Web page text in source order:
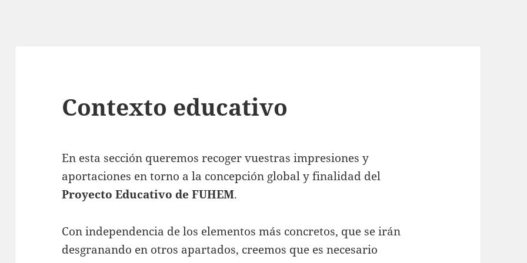
Contexto educativo
En esta sección queremos recoger vuestras impresiones y
aportaciones en torno a la concepción global y finalidad del
Proyecto Educativo de FUHEM.
Con independencia de los elementos más concretos, que se irán
desgranando en otros apartados, creemos que es necesario